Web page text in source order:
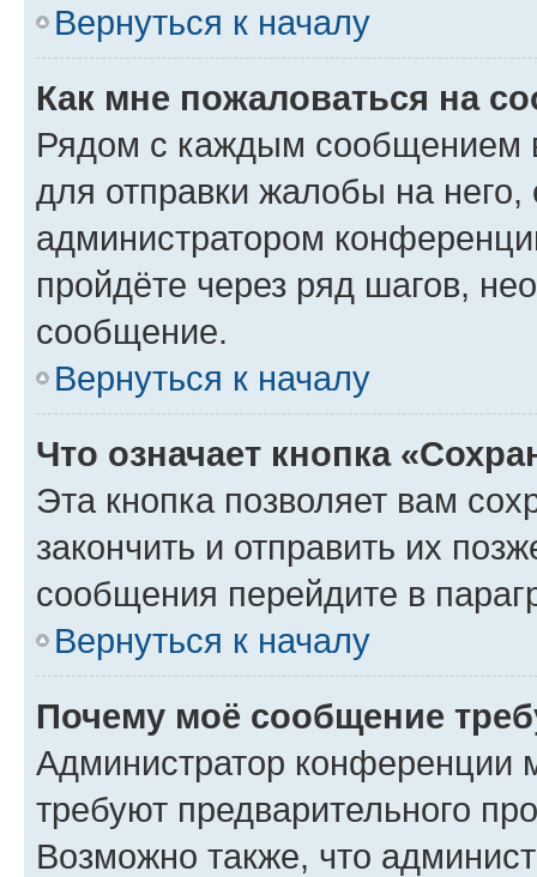
Вернуться к началу
Как мне пожаловаться на
Рядом с каждым сообщением
для отправки жалобы на
администратором
пройдёте через ряд шагов,
сообщение.
Вернуться к началу
Что означает кнопка
Эта кнопка позволяет вам
закончить и отправить их
сообщения перейдите в
Вернуться к началу
Почему моё сообщение
Администратор конференции
требуют предварительного
Возможно также, что